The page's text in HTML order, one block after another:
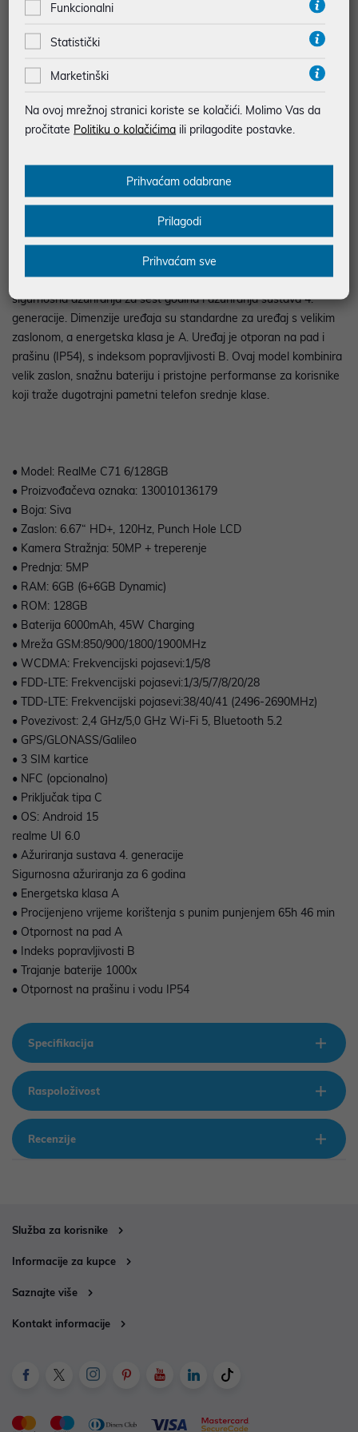
RealMe C71 u sivoj boji kombinira solidne performanse i
dugotrajnu bateriju u modernom i pristupačnom uređaju. Dolazi
sa 6 GB RAM-a (s dodatnih 6 GB Dynamic RAM-a) i 128 GB
interne memorije, što omogućuje fluidan multitasking i dovoljno
prostora za aplikacije i multimediju. Zaslon je 6,74-inčni HD+
Punch Hole LCD s 120 Hz, što nudi glatko skrolanje i
Stražnja kamera ima 50 MP + treperenje efekt, dok prednja
kamera od 5 MP omogućuje pristojne selfie fotografije. Baterija
kapaciteta 6000 mAh uz brzo punjenje od 45 W pruža
dugotrajno korištenje, a procijenjeno vrijeme autonomije je preko
65 sati. Uređaj podržava 3 SIM kartice, USB Type-C, Wi-Fi 5
(2,4/5 GHz), Bluetooth 5.2 i GPS/GLONASS/Galileo. NFC je
opcionalan. C71 dolazi s Android 15 i RealMe UI 6.0, uz
sigurnosna ažuriranja za šest godina i ažuriranja sustava 4.
generacije. Dimenzije uređaja su standardne za uređaj s velikim
zaslonom, a energetska klasa je A. Uređaj je otporan na pad i
prašinu (IP54), s indeksom popravljivosti B. Ovaj model kombinira
velik zaslon, snažnu bateriju i pristojne performanse za korisnike
koji traže dugotrajni pametni telefon srednje klase.
• Model: RealMe C71 6/128GB
• Proizvođačeva oznaka: 130010136179
• Boja: Siva
• Zaslon: 6.67“ HD+, 120Hz, Punch Hole LCD
• Kamera Stražnja: 50MP + treperenje
• Prednja: 5MP
• RAM: 6GB (6+6GB Dynamic)
• ROM: 128GB
• Baterija 6000mAh, 45W Charging
• Mreža GSM:850/900/1800/1900MHz
• WCDMA: Frekvencijski pojasevi:1/5/8
• FDD-LTE: Frekvencijski pojasevi:1/3/5/7/8/20/28
• TDD-LTE: Frekvencijski pojasevi:38/40/41 (2496-2690MHz)
• Povezivost: 2,4 GHz/5,0 GHz Wi-Fi 5, Bluetooth 5.2
• GPS/GLONASS/Galileo
• 3 SIM kartice
• NFC (opcionalno)
• Priključak tipa C
• OS: Android 15
realme UI 6.0
• Ažuriranja sustava 4. generacije
Sigurnosna ažuriranja za 6 godina
• Energetska klasa A
• Procijenjeno vrijeme korištenja s punim punjenjem 65h 46 min
• Otpornost na pad A
• Indeks popravljivosti B
• Trajanje baterije 1000x
• Otpornost na prašinu i vodu IP54
Specifikacija
Raspoloživost
Recenzije
Služba za korisnike
Informacije za kupce
Saznajte više
Kontakt informacije
Funkcionalni
Statistički
Marketinški
Na ovoj mrežnoj stranici koriste se kolačići. Molimo Vas da
pročitate Politiku o kolačićima ili prilagodite postavke.
Prihvaćam odabrane
Prilagodi
Prihvaćam sve